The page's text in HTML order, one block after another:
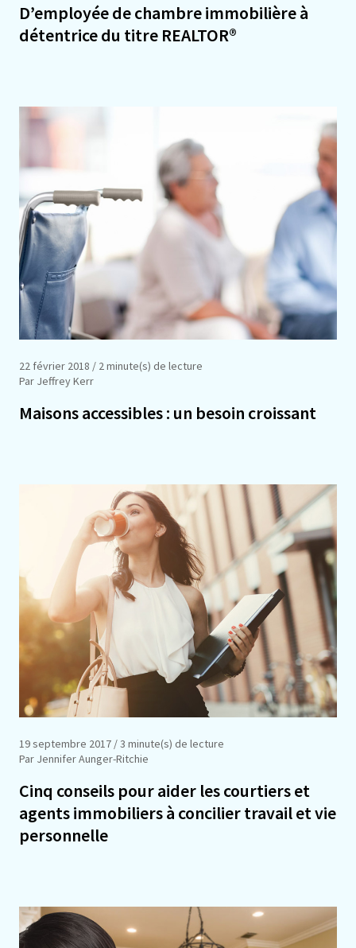
D’employée de chambre immobilière à
détentrice du titre REALTOR®
22 février 2018 / 2 minute(s) de lecture
Par Jeffrey Kerr
Maisons accessibles : un besoin croissant
19 septembre 2017 / 3 minute(s) de lecture
Par Jennifer Aunger-Ritchie
Cinq conseils pour aider les courtiers et
agents immobiliers à concilier travail et vie
personnelle